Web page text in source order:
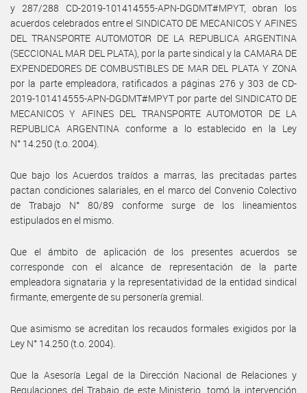
y 287/288 CD-2019-101414555-APN-DGDMT#MPYT, obran los
acuerdos celebrados entre el SINDICATO DE MECANICOS Y AFINES
DEL TRANSPORTE AUTOMOTOR DE LA REPUBLICA ARGENTINA
(SECCIONAL MAR DEL PLATA), por la parte sindical y la CAMARA DE
EXPENDEDORES DE COMBUSTIBLES DE MAR DEL PLATA Y ZONA
por la parte empleadora, ratificados a páginas 276 y 303 de CD-
2019-101414555-APN-DGDMT#MPYT por parte del SINDICATO DE
MECANICOS Y AFINES DEL TRANSPORTE AUTOMOTOR DE LA
REPUBLICA ARGENTINA conforme a lo establecido en la Ley
N° 14.250 (t.o. 2004).
Que bajo los Acuerdos traídos a marras, las precitadas partes
pactan condiciones salariales, en el marco del Convenio Colectivo
de Trabajo N° 80/89 conforme surge de los lineamientos
estipulados en el mismo.
Que el ámbito de aplicación de los presentes acuerdos se
corresponde con el alcance de representación de la parte
empleadora signataria y la representatividad de la entidad sindical
firmante, emergente de su personería gremial.
Que asimismo se acreditan los recaudos formales exigidos por la
Ley N° 14.250 (t.o. 2004).
Que la Asesoría Legal de la Dirección Nacional de Relaciones y
Regulaciones del Trabajo de este Ministerio, tomó la intervención